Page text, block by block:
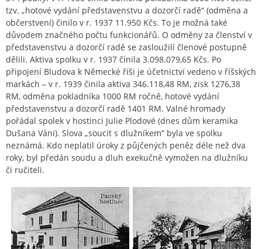
tzv. „hotové vydání představenstvu a dozorčí radě“ (odměna a
občerstvení) činilo v r. 1937 11.950 Kčs. To je možná také
důvodem značného počtu funkcionářů. O odměny za členství v
představenstvu a dozorčí radě se zasloužilí členové postupně
dělili. Aktiva spolku v r. 1937 činila 3.098.079,65 Kčs. Po
připojení Bludova k Německé říši je účetnictví vedeno v říšských
markách – v r. 1939 činila aktiva 346.118,48 RM, zisk 1276,38
RM, odměna pokladníka 1000 RM ročně, hotové vydání
představenstvu a dozorčí radě 1401 RM. Valné hromady
pořádal spolek v hostinci Julie Plodové (dnes dům keramika
Dušana Váni). Slova „soucit s dlužníkem“ byla ve spolku
neznámá. Kdo neplatil úroky z půjčených peněz déle než dva
roky, byl předán soudu a dluh exekučně vymožen na dlužníku
či ručiteli.